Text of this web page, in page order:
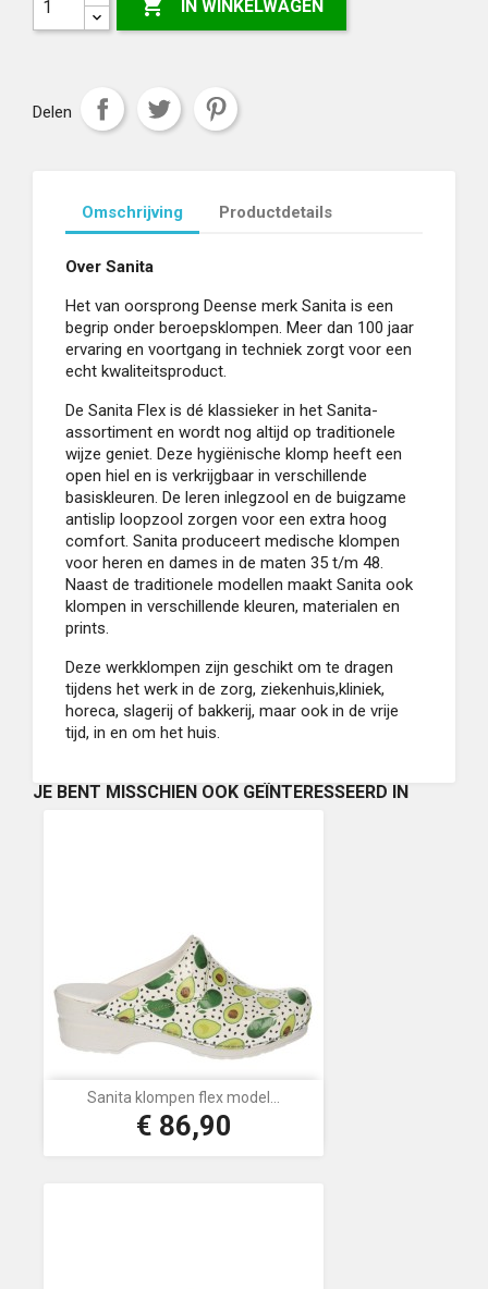
 IN WINKELWAGEN
Delen
Omschrijving Productdetails
Over Sanita
Het van oorsprong Deense merk Sanita is een
begrip onder beroepsklompen. Meer dan 100 jaar
ervaring en voortgang in techniek zorgt voor een
echt kwaliteitsproduct.
De Sanita Flex is dé klassieker in het Sanita-
assortiment en wordt nog altijd op traditionele
wijze geniet. Deze hygiënische klomp heeft een
open hiel en is verkrijgbaar in verschillende
basiskleuren. De leren inlegzool en de buigzame
antislip loopzool zorgen voor een extra hoog
comfort. Sanita produceert medische klompen
voor heren en dames in de maten 35 t/m 48.
Naast de traditionele modellen maakt Sanita ook
klompen in verschillende kleuren, materialen en
prints.
Deze werkklompen zijn geschikt om te dragen
tijdens het werk in de zorg, ziekenhuis,kliniek,
horeca, slagerij of bakkerij, maar ook in de vrije
tijd, in en om het huis.
JE BENT MISSCHIEN OOK GEÏNTERESSEERD IN
Sanita klompen flex model...
Prijs
€ 86,90